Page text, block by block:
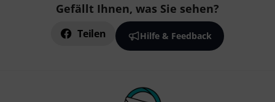
mit umfangreicher Ausstellung und schallisolierten
Testkabinen in Treppendorf. Einen umfassenden Einblick in
das Angebot und die Möglichkeiten gibt dir natürlich auch
eine virtuelle Rundreise durch unseren Onlineshop. Wir